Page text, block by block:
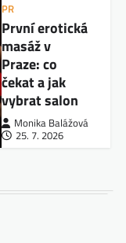
PR
První erotická
masáž v
Praze: co
čekat a jak
vybrat salon
Monika Balážová
25. 7. 2026